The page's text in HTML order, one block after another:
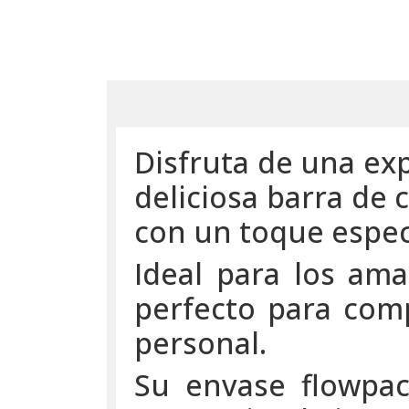
Disfruta de una
deliciosa barra de
con un toque
Ideal para los
perfecto para
personal.
Su envase